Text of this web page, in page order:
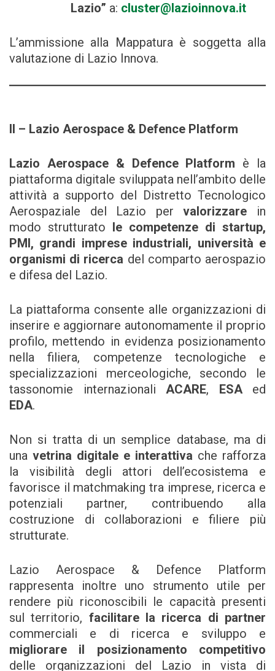
Lazio” a: cluster@lazioinnova.it
L’ammissione alla Mappatura è soggetta alla
valutazione di Lazio Innova.
II – Lazio Aerospace & Defence Platform
Lazio Aerospace & Defence Platform è la
piattaforma digitale sviluppata nell’ambito delle
attività a supporto del Distretto Tecnologico
Aerospaziale del Lazio pervalorizzare in
modo strutturato le competenze di startup,
PMI, grandi imprese industriali, università e
organismi di ricerca del comparto aerospazio
e difesa del Lazio.
La piattaforma consente alle organizzazioni di
inserire e aggiornare autonomamente il proprio
profilo, mettendo in evidenza posizionamento
nella filiera, competenze tecnologiche e
specializzazioni merceologiche, secondo le
tassonomie internazionali ACARE, ESAed
EDA.
Non si tratta di un semplice database, ma di
una vetrina digitale e interattiva che rafforza
la visibilità degli attori dell’ecosistema e
favorisce il matchmaking tra imprese, ricerca e
potenziali partner, contribuendo alla
costruzione di collaborazioni e filiere più
strutturate.
Lazio Aerospace & Defence Platform
rappresenta inoltre uno strumento utile per
rendere più riconoscibili le capacità presenti
sul territorio, facilitare la ricerca di partner
commerciali e di ricerca e sviluppo e
migliorare il posizionamento competitivo
delle organizzazioni del Lazio in vista di